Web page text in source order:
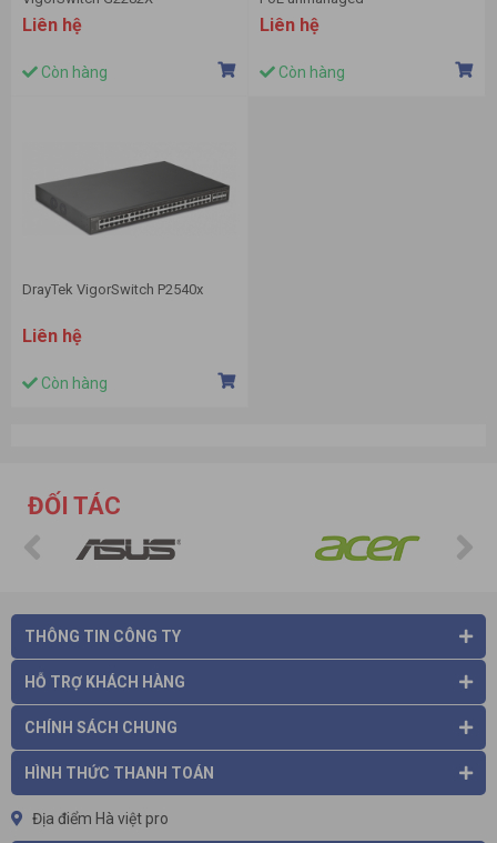
Liên hệ
Còn hàng
Liên hệ
Còn hàng
DrayTek VigorSwitch P2540x
Liên hệ
Còn hàng
ĐỐI TÁC
THÔNG TIN CÔNG TY
HỖ TRỢ KHÁCH HÀNG
CHÍNH SÁCH CHUNG
HÌNH THỨC THANH TOÁN
Địa điểm Hà việt pro